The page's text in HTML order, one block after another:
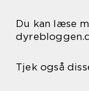
Du kan læse
Tjek også